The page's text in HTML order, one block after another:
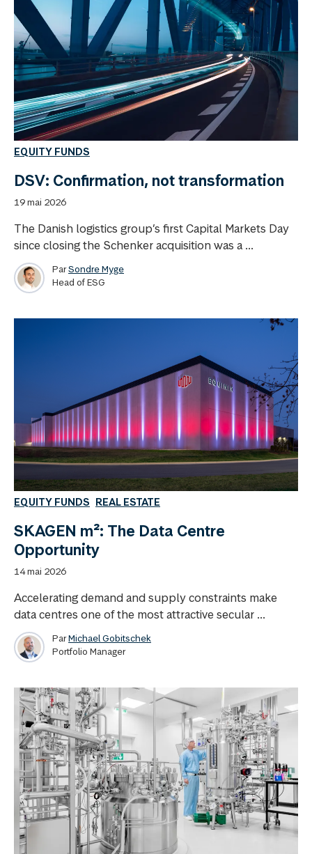
EQUITY FUNDS
DSV: Confirmation, not transformation
19 mai 2026
The Danish logistics group’s first Capital Markets Day
since closing the Schenker acquisition was a ...
ParSondre Myge
Head of ESG
EQUITY FUNDS REAL ESTATE
SKAGEN m²: The Data Centre
Opportunity
14 mai 2026
Accelerating demand and supply constraints make
data centres one of the most attractive secular ...
ParMichael Gobitschek
Portfolio Manager